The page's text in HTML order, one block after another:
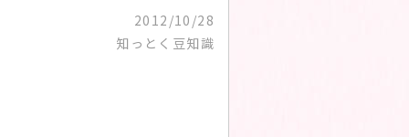
2012/10/28
知っとく豆知識